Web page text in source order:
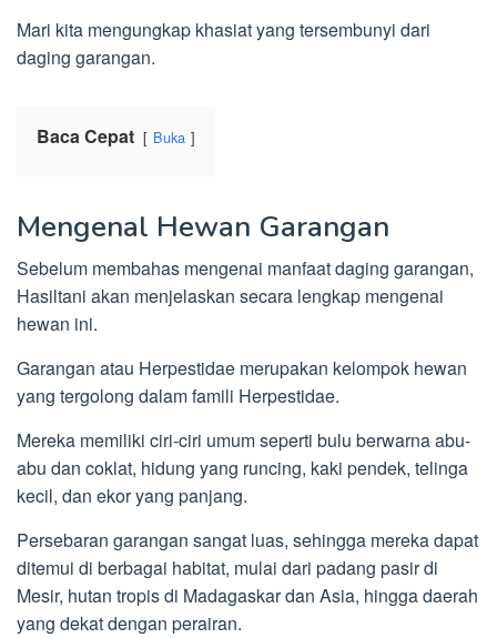
Mari kita mengungkap khasiat yang tersembunyi dari
daging garangan.
Baca Cepat Buka
Mengenal Hewan Garangan
Sebelum membahas mengenai manfaat daging garangan,
Hasiltani akan menjelaskan secara lengkap mengenai
hewan ini.
Garangan atau Herpestidae merupakan kelompok hewan
yang tergolong dalam famili Herpestidae.
Mereka memiliki ciri-ciri umum seperti bulu berwarna abu-
abu dan coklat, hidung yang runcing, kaki pendek, telinga
kecil, dan ekor yang panjang.
Persebaran garangan sangat luas, sehingga mereka dapat
ditemui di berbagai habitat, mulai dari padang pasir di
Mesir, hutan tropis di Madagaskar dan Asia, hingga daerah
yang dekat dengan perairan.